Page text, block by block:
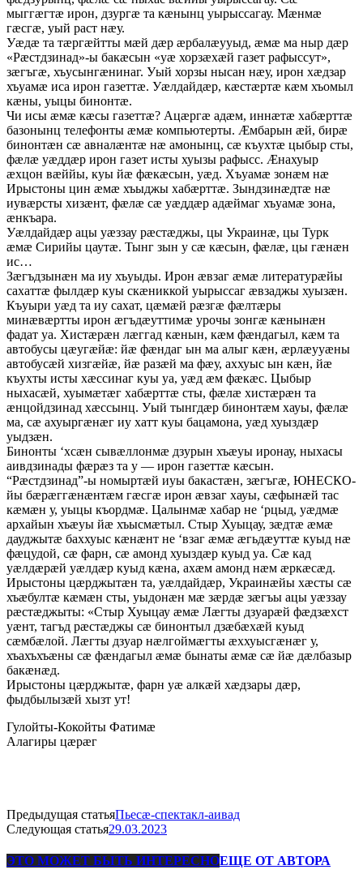
мыггæгтæ ирон, дзургæ та кæнынц уырыссагау. Мæнмæ
гæсгæ, уый раст нæу.
Уæдæ та тæргæйтты мæй дæр æрбалæууыд, æмæ ма ныр дæр
«Рæстдзинад»-ы бакæсын «уæ хорзæхæй газет рафыссут»,
зæгъгæ, хъусынгæнинаг. Уый хорзы нысан нæу, ирон хæдзар
хъуамæ иса ирон газеттæ. Уæлдайдæр, кæстæртæ кæм хъомыл
кæны, уыцы бинонтæ.
Чи исы æмæ кæсы газеттæ? Ацæргæ адæм, иннæтæ хабæрттæ
базонынц телефонты æмæ компьютерты. Æмбарын æй, бирæ
бинонтæн сæ авналæнтæ нæ амонынц, сæ къухтæ цыбыр сты,
фæлæ уæддæр ирон газет исты хуызы рафысс. Æнахуыр
æхцон вæййы, куы йæ фæкæсын, уæд. Хъуамæ зонæм нæ
Ирыстоны цин æмæ хъыджы хабæрттæ. Зындзинæдтæ нæ
иувæрсты хизæнт, фæлæ сæ уæддæр адæймаг хъуамæ зона,
æнкъара.
Уæлдайдæр ацы уæззау рæстæджы, цы Украинæ, цы Турк
æмæ Сирийы цаутæ. Тынг зын у сæ кæсын, фæлæ, цы гæнæн
ис…
Зæгъдзынæн ма иу хъуыды. Ирон æвзаг æмæ литературæйы
сахаттæ фылдæр куы скæниккой уырыссаг æвзаджы хуызæн.
Къуыри уæд та иу сахат, цæмæй рæзгæ фæлтæры
минæвæртты ирон æгъдæуттимæ урочы зонгæ кæнынæн
фадат уа. Хистæрæн лæггад кæнын, кæм фæндагыл, кæм та
автобусы цæугæйæ: йæ фæндаг ын ма алыг кæн, æрлæууæны
автобусæй хизгæйæ, йæ разæй ма фæу, аххуыс ын кæн, йæ
къухты исты хæссинаг куы уа, уæд æм фæкæс. Цыбыр
ныхасæй, хуымæтæг хабæрттæ сты, фæлæ хистæрæн та
æнцойдзинад хæссынц. Уый тынгдæр бинонтæм хауы, фæлæ
ма, сæ ахуыргæнæг иу хатт куы бацамона, уæд хуыздæр
уыдзæн.
Бинонты ‘хсæн сывæллонмæ дзурын хъæуы иронау, ныхасы
аивдзинады фæрæз та у — ирон газеттæ кæсын.
“Рæстдзинад”-ы номыртæй иуы бакастæн, зæгъгæ, ЮНЕСКО-
йы бæрæггæнæнтæм гæсгæ ирон æвзаг хауы, сæфынæй тас
кæмæн у, уыцы къордмæ. Цалынмæ хабар не ‘рцыд, уæдмæ
архайын хъæуы йæ хъысмæтыл. Стыр Хуыцау, зæдтæ æмæ
дауджытæ баххуыс кæнæнт не ‘взаг æмæ æгьдæуттæ куыд нæ
фæцудой, сæ фарн, сæ амонд хуыздæр куыд уа. Сæ кад
уæлдæрæй уæлдæр куыд кæна, ахæм амонд нæм æркæсæд.
Ирыстоны цæрджытæн та, уæлдайдæр, Украинæйы хæсты сæ
хъæбултæ кæмæн сты, уыдонæн мæ зæрдæ зæгъы ацы уæззау
рæстæджыты: «Стыр Хуыцау æмæ Лæгты дзуарæй фæдзæхст
уæнт, тагъд рæстæджы сæ бинонтыл дзæбæхæй куыд
сæмбæлой. Лæгты дзуар нæлгоймæгты æххуысгæнæг у,
хъахъхъæны сæ фæндагыл æмæ бынаты æмæ сæ йæ дæлбазыр
бакæнæд.
Ирыстоны цæрджытæ, фарн уæ алкæй хæдзары дæр,
фыдбылызæй хызт ут!
Гулойты-Кокойты Фатимæ
Алагиры цæрæг
Предыдущая статьяПьесæ-спектакл-аивад
Следующая статья29.03.2023
ЭТО МОЖЕТ БЫТЬ ИНТЕРЕСНОЕЩЕ ОТ АВТОРА